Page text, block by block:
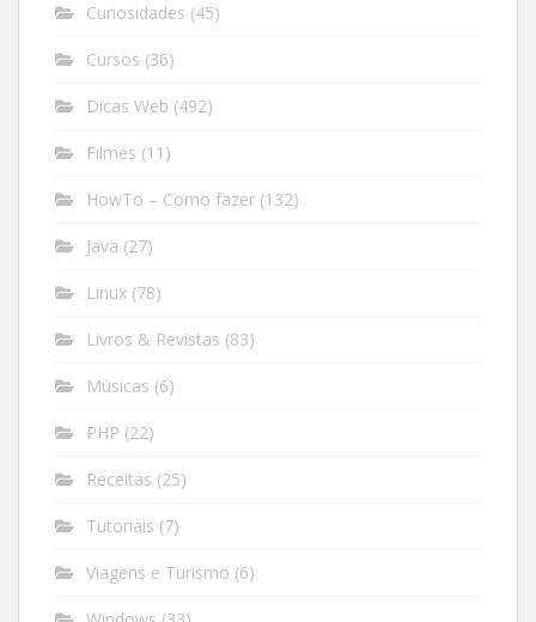
Curiosidades (45)
Cursos (36)
Dicas Web (492)
Filmes (11)
HowTo – Como fazer (132)
Java (27)
Linux (78)
Livros & Revistas (83)
Músicas (6)
PHP (22)
Receitas (25)
Tutoriais (7)
Viagens e Turismo (6)